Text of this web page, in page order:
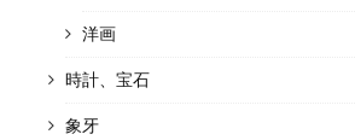
洋画
時計、宝石
象牙